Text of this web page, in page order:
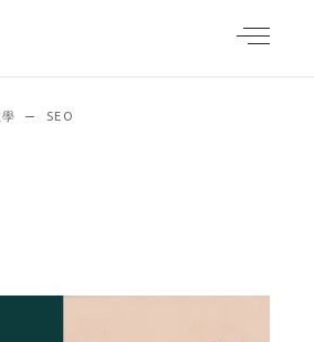
SEO